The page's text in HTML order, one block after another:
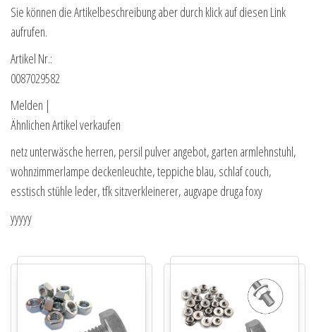
Sie können die Artikelbeschreibung aber durch klick auf diesen Link
aufrufen.
Artikel Nr.:
0087029582
Melden |
Ähnlichen Artikel verkaufen
netz unterwäsche herren, persil pulver angebot, garten armlehnstuhl,
wohnzimmerlampe deckenleuchte, teppiche blau, schlaf couch,
esstisch stühle leder, tfk sitzverkleinerer, augvape druga foxy
yyyyy